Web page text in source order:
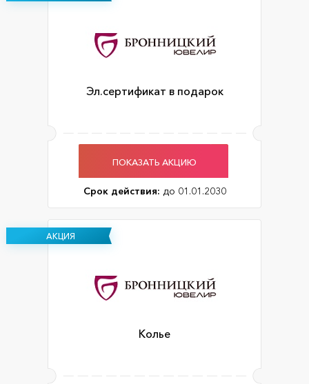
Эл.сертификат в подарок
ПОКАЗАТЬ АКЦИЮ
Срок действия: до 01.01.2030
АКЦИЯ
Колье